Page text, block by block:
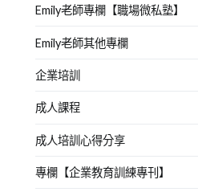
Emily老師專欄【職場微私塾】
Emily老師其他專欄
企業培訓
成人課程
成人培訓心得分享
專欄【企業教育訓練專刊】